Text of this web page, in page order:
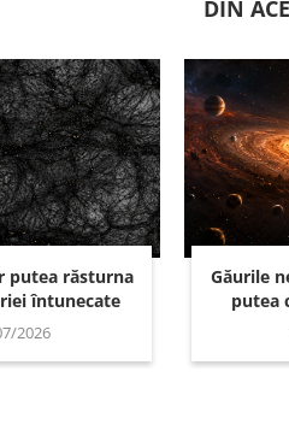
DIN
putea răsturna
întunecate
2026
Găurile
putea